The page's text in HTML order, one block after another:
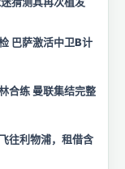
巴萨激活中卫B计
合练 曼联集结完整
往利物浦，租借含